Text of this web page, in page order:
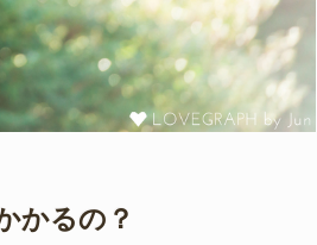
かるの？